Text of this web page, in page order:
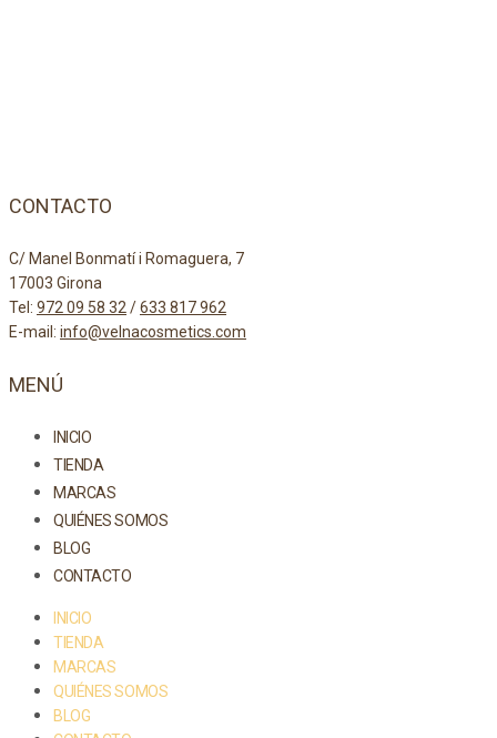
CONTACTO
C/ Manel Bonmatí i Romaguera, 7
17003 Girona
Tel: 972 09 58 32/633 817 962
E-mail: info@velnacosmetics.com
MENÚ
INICIO
TIENDA
MARCAS
QUIÉNES SOMOS
BLOG
CONTACTO
INICIO
TIENDA
MARCAS
QUIÉNES SOMOS
BLOG